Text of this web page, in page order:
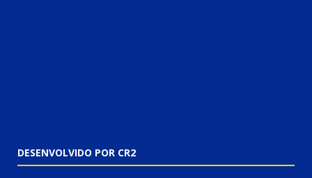
DESENVOLVIDO POR CR2